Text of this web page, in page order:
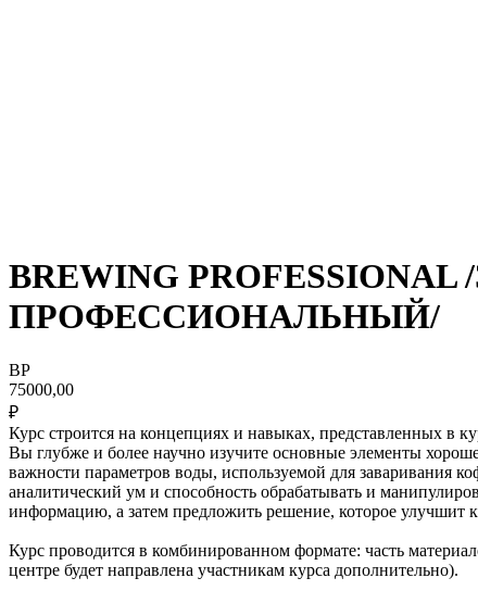
BREWING
ПРОФЕССИОНАЛЬНЫЙ/
BP
75000,00
₽
Курс строится на концепциях и навыках, представленных в
Вы глубже и более научно изучите основные элементы
важности параметров воды, используемой для заваривания
аналитический ум и способность обрабатывать и
информацию, а затем предложить решение, которое улучшит
Курс проводится в комбинированном формате: часть
центре будет направлена участникам курса дополнительно).